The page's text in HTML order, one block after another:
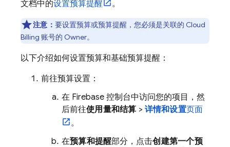
文档中的设置预算提醒 。
注意： 要设置预算或预算提醒，您必须是关联的 Cloud
Billing 账号的 Owner。
以下介绍如何设置预算和基础预算提醒：
前往预算设置：
在 Firebase 控制台中访问您的项目，然
后前往使用量和结算 > 详情和设置页面
。
在预算和提醒部分，点击创建第一个预